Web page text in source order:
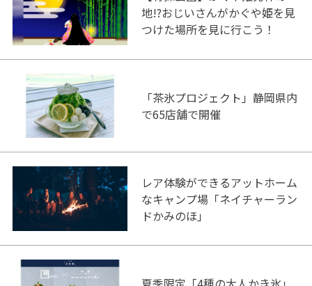
地!?おじいさんがかぐや姫を見
つけた場所を見に行こう！
「茶氷プロジェクト」静岡県内
で65店舗で開催
レア体験ができるアットホーム
なキャンプ場「ネイチャーラン
ドかみのほ」